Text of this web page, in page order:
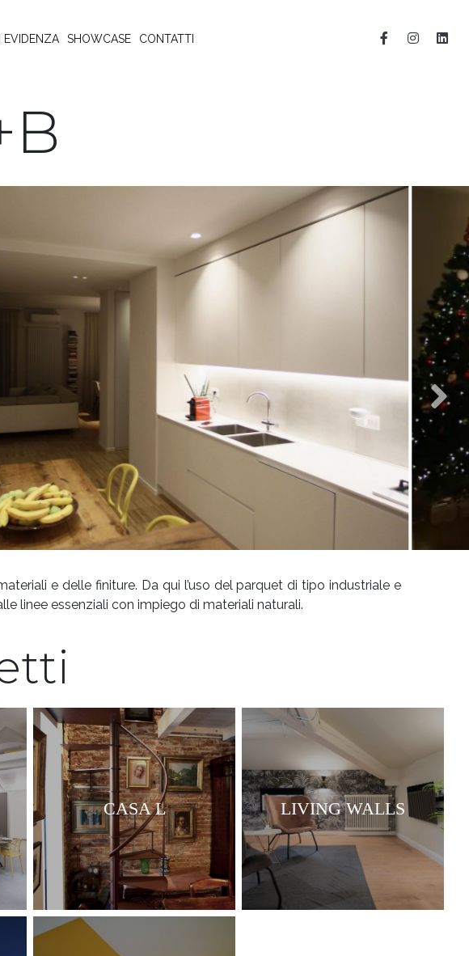
EVIDENZA SHOWCASE CONTATTI
e delle finiture. Da qui l’uso del parquet di tipo industriale e
linee essenziali con impiego di materiali naturali.
CASA L LIVING WALLS